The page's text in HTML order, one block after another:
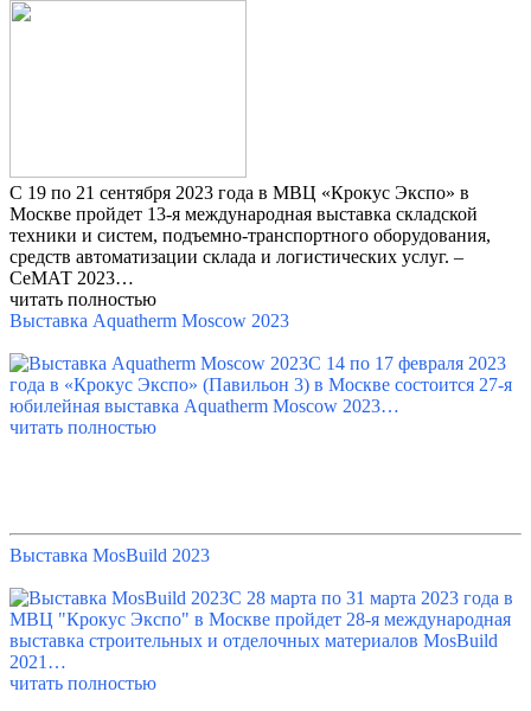
С 19 по 21 сентября 2023 года в МВЦ «Крокус Экспо» в
Москве пройдет 13-я международная выставка складской
техники и систем, подъемно-транспортного оборудования,
средств автоматизации склада и логистических услуг. –
СеМАТ 2023…
читать полностью
Выставка Aquatherm Moscow 2023
С 14 по 17 февраля 2023
года в «Крокус Экспо» (Павильон 3) в Москве состоится 27-я
юбилейная выставка Aquatherm Moscow 2023…
читать полностью
Выставка MosBuild 2023
С 28 марта по 31 марта 2023 года в
МВЦ "Крокус Экспо" в Москве пройдет 28-я международная
выставка строительных и отделочных материалов MosBuild
2021…
читать полностью